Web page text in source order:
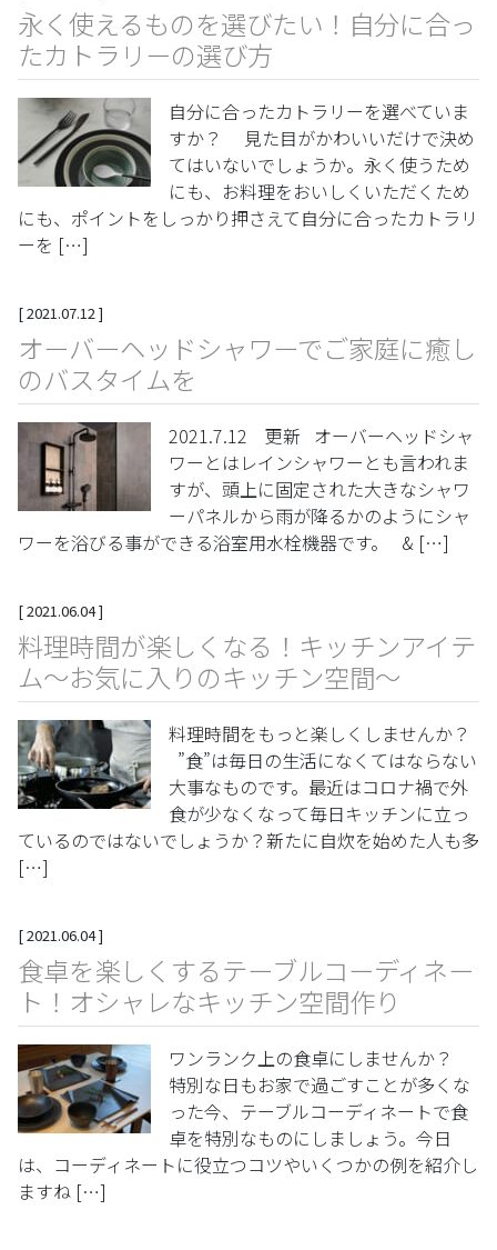
永く使えるものを選びたい！自分に合っ
たカトラリーの選び方
自分に合ったカトラリーを選べていま
すか？ 見た目がかわいいだけで決め
てはいないでしょうか。永く使うため
にも、お料理をおいしくいただくため
にも、ポイントをしっかり押さえて自分に合ったカトラリ
ーを […]
[2021.07.12]
オーバーヘッドシャワーでご家庭に癒し
のバスタイムを
2021.7.12 更新 オーバーヘッドシャ
ワーとはレインシャワーとも言われま
すが、頭上に固定された大きなシャワ
ーパネルから雨が降るかのようにシャ
ワーを浴びる事ができる浴室用水栓機器です。 & […]
[2021.06.04]
料理時間が楽しくなる！キッチンアイテ
ム～お気に入りのキッチン空間～
料理時間をもっと楽しくしませんか？
”食”は毎日の生活になくてはならない
大事なものです。最近はコロナ禍で外
食が少なくなって毎日キッチンに立っ
ているのではないでしょうか？新たに自炊を始めた人も多
[…]
[2021.06.04]
食卓を楽しくするテーブルコーディネー
ト！オシャレなキッチン空間作り
ワンランク上の食卓にしませんか？
特別な日もお家で過ごすことが多くな
った今、テーブルコーディネートで食
卓を特別なものにしましょう。今日
は、コーディネートに役立つコツやいくつかの例を紹介し
ますね […]